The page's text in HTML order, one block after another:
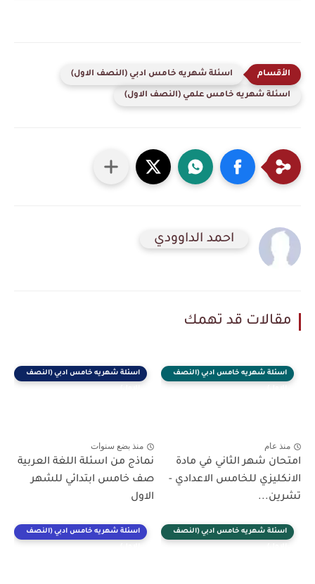
اسئلة شهريه خامس ادبي (النصف الاول)
اسئلة شهريه خامس علمي (النصف الاول)
احمد الداوودي
مقالات قد تهمك
اسئلة شهريه خامس ادبي (النصف
منذ عام
امتحان شهر الثاني في مادة
الانكليزي للخامس الاعدادي -
تشرين...
اسئلة شهريه خامس ادبي (النصف
منذ بضع سنوات
نماذج من اسئلة اللغة العربية
صف خامس ابتدائي للشهر
الاول
اسئلة شهريه خامس ادبي (النصف
اسئلة شهريه خامس ادبي (النصف